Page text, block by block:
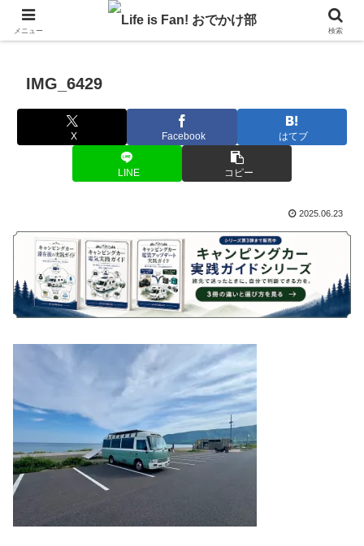
自作キャンピングカーで1年の3分の1を北海道でのんびりバンライフ♪
IMG_6429
X Facebook はてブ
LINE コピー
2025.06.23
メニュー 検索